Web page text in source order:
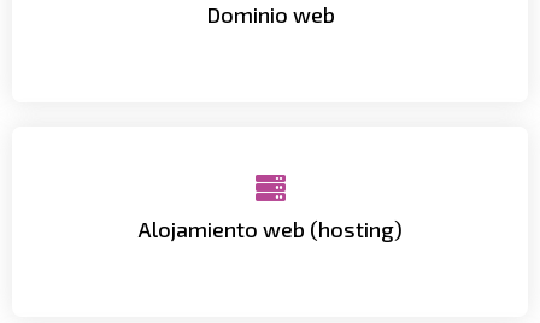
Dominio web
Tu dominio.com o .ad para que apunte
Alojamiento web (hosting)
Base de datoscon todos tus archivos y el
contenido del sitio.